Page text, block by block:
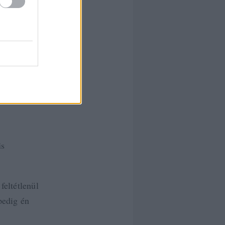
én